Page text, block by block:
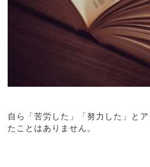
自ら「苦労した」「努力した」と
たことはありません。